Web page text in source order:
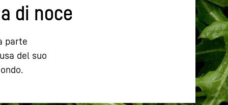
di noce
parte
del suo